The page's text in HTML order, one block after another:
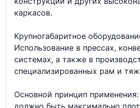
каркасов.
Крупногабаритное
Использование в прессах,
системах, а также в
специализированных рам и
Основной принцип
должно быть максимально